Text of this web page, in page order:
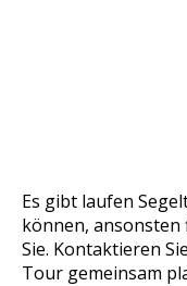
Es gibt laufen
können,
Sie. Kontaktieren
Tour gemeinsam